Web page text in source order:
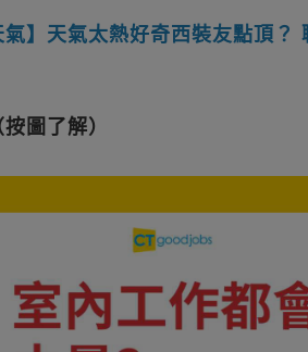
】天氣太熱好奇西裝友點頂？
圖了解）